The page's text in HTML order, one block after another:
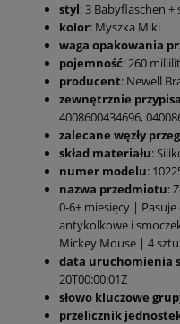
styl: 3 Babyflaschen +
kolor: Myszka Miki
waga opakowania
pojemność: 260
producent: Newell
zewnętrznie
4008600434696,
zalecane węzły
skład materiału:
numer modelu:
nazwa przedmiotu:
0-6+ miesięcy |
antykolkowe i
Mickey Mouse | 4
data uruchomienia
20T00:00:01Z
słowo kluczowe
przelicznik